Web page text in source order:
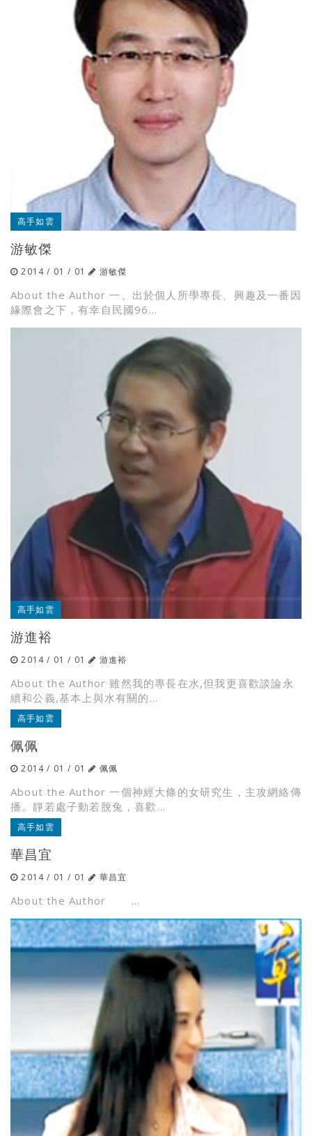
高手如雲
游敏傑
2014 / 01 / 01 游敏傑
About the Author 一、出於個人所學專長、興趣及一番因
緣際會之下，有幸自民國96...
高手如雲
游進裕
2014 / 01 / 01 游進裕
About the Author 雖然我的專長在水,但我更喜歡談論永
續和公義,基本上與水有關的...
高手如雲
佩佩
2014 / 01 / 01 佩佩
About the Author 一個神經大條的女研究生，主攻網絡傳
播。靜若處子動若脫兔，喜歡...
高手如雲
華昌宜
2014 / 01 / 01 華昌宜
About the Author ...